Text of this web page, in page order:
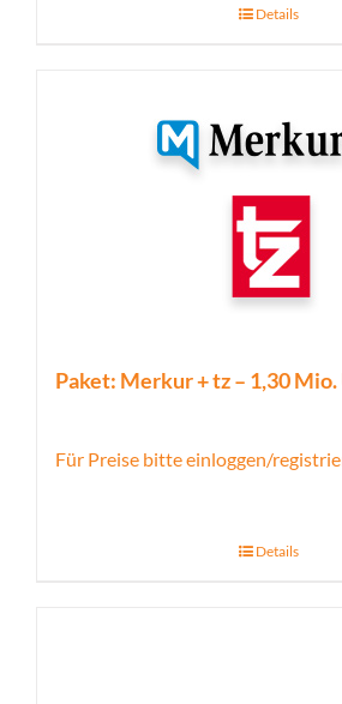
Details
Paket: Merkur + tz – 1,30
Für Preise bitte einloggen/
Details